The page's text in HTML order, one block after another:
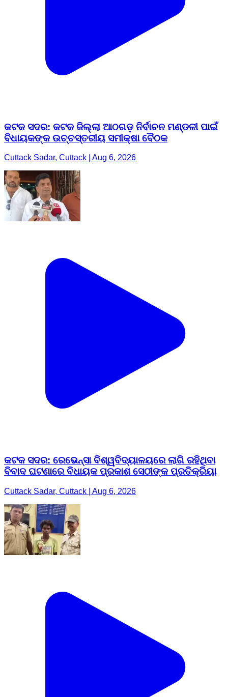
କଟକ ସଦର: କଟକ ଜିଲ୍ଲା ଆଠଗଡ଼ ନିର୍ବାଚନ ମଣ୍ଡଳୀ ପାଇଁ
ବିଧାୟକଙ୍କ ଉଚ୍ଚସ୍ତରୀୟ ସମୀକ୍ଷା ବୈଠକ
Cuttack Sadar, Cuttack | Aug 6, 2026
କଟକ ସଦର: ରେଭେନ୍ସା ବିଶ୍ୱବିଦ୍ୟାଳୟରେ ଲାଗି ରହିଥିବା
ବିବାଦ ଘଟଣାରେ ବିଧାୟକ ପ୍ରକାଶ ସେଠୀଙ୍କ ପ୍ରତିକ୍ରିୟା
Cuttack Sadar, Cuttack | Aug 6, 2026